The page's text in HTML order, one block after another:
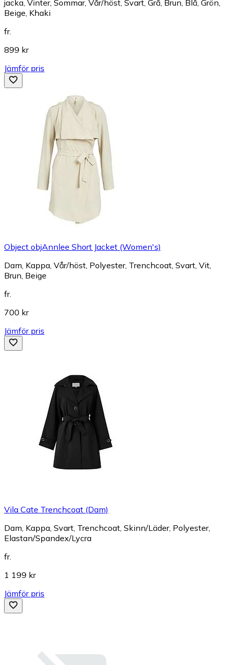
jacka, Vinter, Sommar, Vår/höst, Svart, Grå, Brun, Blå, Grön,
Beige, Khaki
fr.
899 kr
Jämför pris
Object objAnnlee Short Jacket (Women's)
Dam, Kappa, Vår/höst, Polyester, Trenchcoat, Svart, Vit,
Brun, Beige
fr.
700 kr
Jämför pris
Vila Cate Trenchcoat (Dam)
Dam, Kappa, Svart, Trenchcoat, Skinn/Läder, Polyester,
Elastan/Spandex/Lycra
fr.
1 199 kr
Jämför pris